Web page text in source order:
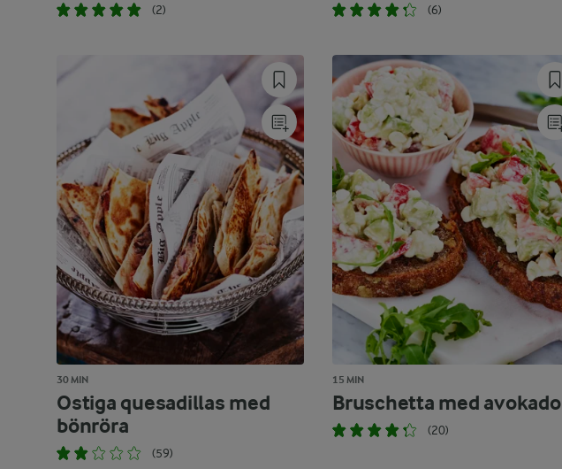
(2) (6)
30 MIN
Ostiga quesadillas med
bönröra
(59)
15 MIN
Bruschetta med avokado
(20)